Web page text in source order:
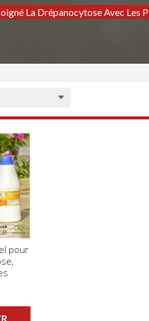
La Drépanocytose Avec Les
VOIR
pour